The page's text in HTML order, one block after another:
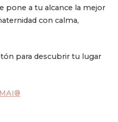
pone a tu alcance la mejor
con calma,
para descubrir tu lugar